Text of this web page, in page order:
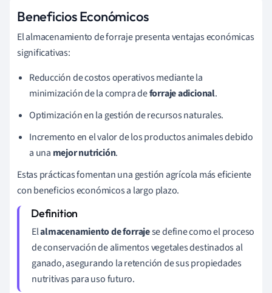
Beneficios Económicos
El almacenamiento de forraje presenta ventajas económicas
significativas:
Reducción de costos operativos mediante la
minimización de la compra deforraje adicional.
Optimización en la gestión de recursos naturales.
Incremento en el valor de los productos animales debido
a una mejor nutrición.
Estas prácticas fomentan una gestión agrícola más eficiente
con beneficios económicos a largo plazo.
Elalmacenamiento de forrajese define como el proceso
de conservación de alimentos vegetales destinados al
ganado, asegurando la retención de sus propiedades
nutritivas para uso futuro.